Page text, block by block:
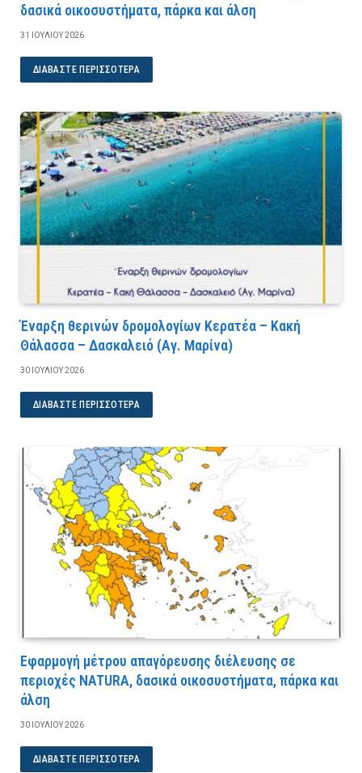
δασικά οικοσυστήματα, πάρκα και άλση
31 ΙΟΥΛΊΟΥ 2026
ΔΙΑΒΆΣΤΕ ΠΕΡΙΣΣΌΤΕΡΑ
Έναρξη θερινών δρομολογίων Κερατέα – Κακή
Θάλασσα – Δασκαλειό (Αγ. Μαρίνα)
30 ΙΟΥΛΊΟΥ 2026
ΔΙΑΒΆΣΤΕ ΠΕΡΙΣΣΌΤΕΡΑ
Εφαρμογή μέτρου απαγόρευσης διέλευσης σε
περιοχές NATURA, δασικά οικοσυστήματα, πάρκα και
άλση
30 ΙΟΥΛΊΟΥ 2026
ΔΙΑΒΆΣΤΕ ΠΕΡΙΣΣΌΤΕΡΑ